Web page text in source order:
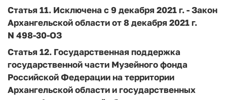
Статья 11. Исключена с 9 декабря 2021 г. -Закон
Архангельской области от 8 декабря 2021 г.
N 498-30-ОЗ
Статья 12. Государственная поддержка
государственной части Музейного фонда
Российской Федерации на территории
Архангельской области и государственных